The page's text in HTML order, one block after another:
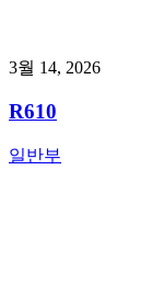
3월 14, 2026
R610
일반부